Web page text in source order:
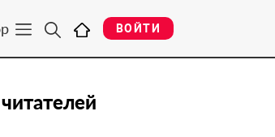
ВОЙТИ